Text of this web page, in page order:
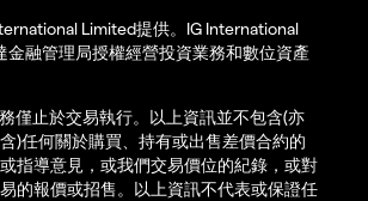
Limited提供。IG International
金融管理局授權經營投資業務和數位資產
僅止於交易執行。以上資訊並不包含(亦
)任何關於購買、持有或出售差價合約的
指導意見，或我們交易價位的紀錄，或對
的報價或招售。以上資訊不代表或保證任